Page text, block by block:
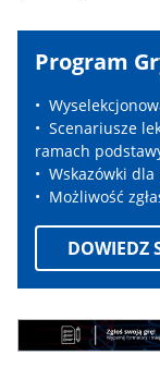
program
edukacji
Program
Scenariusze
ramach
Wskazówki
Możliwość
DOWIEDZ
Formularz
Zgłoś